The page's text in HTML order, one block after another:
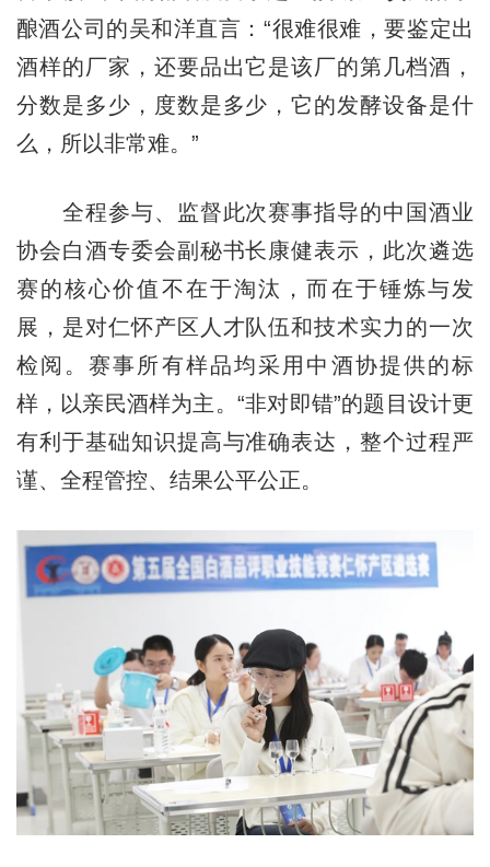
酿酒公司的吴和洋直言：“很难很难，要鉴定出
酒样的厂家，还要品出它是该厂的第几档酒，
分数是多少，度数是多少，它的发酵设备是什
么，所以非常难。”
全程参与、监督此次赛事指导的中国酒业
协会白酒专委会副秘书长康健表示，此次遴选
赛的核心价值不在于淘汰，而在于锤炼与发
展，是对仁怀产区人才队伍和技术实力的一次
检阅。赛事所有样品均采用中酒协提供的标
样，以亲民酒样为主。“非对即错”的题目设计更
有利于基础知识提高与准确表达，整个过程严
谨、全程管控、结果公平公正。